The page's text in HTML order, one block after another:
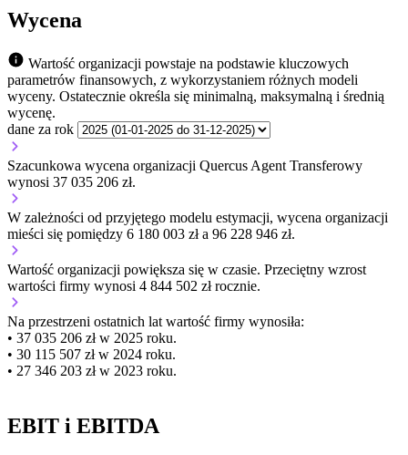
Wycena
Wartość organizacji powstaje na podstawie kluczowych
parametrów finansowych, z wykorzystaniem różnych modeli
wyceny. Ostatecznie określa się minimalną, maksymalną i średnią
wycenę.
dane za rok
Szacunkowa wycena organizacji Quercus Agent Transferowy
wynosi 37 035 206 zł.
W zależności od przyjętego modelu estymacji, wycena organizacji
mieści się pomiędzy 6 180 003 zł a 96 228 946 zł.
Wartość organizacji powiększa się w czasie. Przeciętny wzrost
wartości firmy wynosi 4 844 502 zł rocznie.
Na przestrzeni ostatnich lat wartość firmy wynosiła:
• 37 035 206 zł w 2025 roku.
• 30 115 507 zł w 2024 roku.
• 27 346 203 zł w 2023 roku.
EBIT i EBITDA